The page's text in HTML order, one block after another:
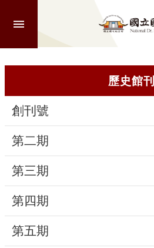
階
尋
認
識
本
館
參
觀
歷史館刊
創刊號
第二期
第三期
第四期
第五期